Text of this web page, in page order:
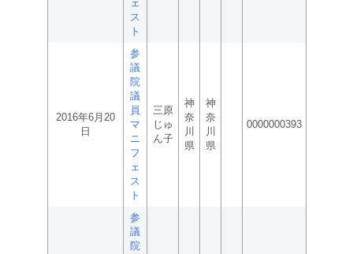
ェ
ス
ト
2016年6月20
日
参
議
院
議
員
マ
ニ
フ
ェ
ス
ト
三原
じゅ
ん子
神
奈
川
県
神
奈
川
県
0000000393
参
議
院